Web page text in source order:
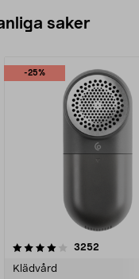
saker
-25%
3252
Klädvård
4.5av 5 stjärnor